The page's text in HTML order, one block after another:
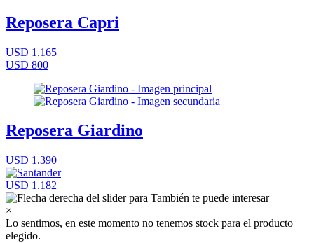
Reposera Capri
USD 1.165
USD 800
Reposera Giardino
USD 1.390
USD 1.182
×
Lo sentimos, en este momento no tenemos stock para el producto
elegido.